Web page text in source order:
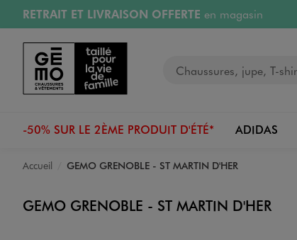
Aller au contenu principal
Aller à la navigation
RETRAIT ET LIVRAISON OFFERTE en magasin
Retours OFFERTSpendant 30 jours
PAYEZ EN 3x SANS FRAIS
dès 50€
RÉSERVATION GRATUITE
-50% SUR LE 2ÈME PRODUIT D'ÉTÉ* ADIDAS
Accueil GEMO GRENOBLE - ST MARTIN D'HER
GEMO GRENOBLE - ST MARTIN D'HER